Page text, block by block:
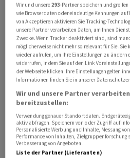
Sicherheitskreisen gegenüber
Agentur, Munir sei unterwegs,
Vereinbarung zwischen den USA
besprechen. In pakistanischen
Optimismus verbreitet worden,
Vorvereinbarung zwischen den
greifbar sei.
Munir hätte demnach eigentlich
Teheran reisen sollen. Er habe
der iranischen Verhandler
eine erste Einigung erzielt
Punkte es dabei gerade genau
Wir und unsere 293-Partner speichern und
wie Browserdaten oder eindeutige Kennungen
von Akzeptieren aktivieren Sie Tracking-
unsere Partner verarbeiten Daten, um Ihnen
Zwecke. Wenn Tracker deaktiviert sind, sind
möglicherweise nicht mehr so relevant für Sie. Sie
wieder aufrufen, um Ihre Einstellungen zu ändern
widerrufen, indem Sie auf den Link
der Webseite klicken. Ihre Einstellungen gelten
Informationen finden Sie in unserer
Wir und unsere Partner
bereitzustellen:
Verwendung genauer Standortdaten.
aktiv abfragen. Speichern von oder Zugriff auf
Personalisierte Werbung und Inhalte, Messung
Performance von Inhalten, Zielgruppenforschung
Verbesserung von Angeboten.
Liste der Partner (Lieferanten)